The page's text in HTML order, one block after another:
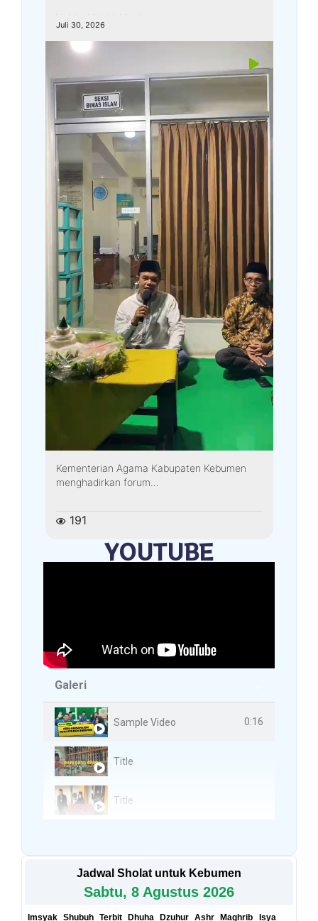
Juli 30, 2026
Kementerian Agama Kabupaten Kebumen
menghadirkan forum...
191
YOUTUBE
Galeri
Sample Video 0:16
Title
Title